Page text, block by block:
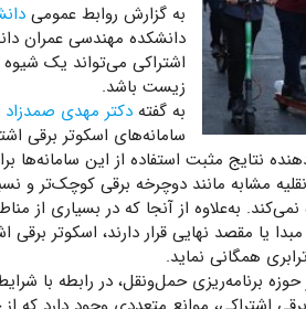
به گزارش روابط عمومی
دانشکده مهندسی عمران
اشتراکی می‌تواند یک شیوه
زیست باشد.
به گفته دکتر مهدی صمدزاد
نتایج مثبت استفاده از این
مشابه مانند دوچرخه برقی کوچک‌تر و
نمی‌کند. به‌علاوه از آنجا که در بسیاری از
یا مقصد نهایی قرار دارند، اسکوتر
همگانی نماید.
برنامه‌ریزی حمل‌ونقل، در رابطه با